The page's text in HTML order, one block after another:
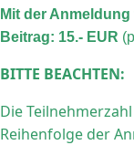
Mit der
Beitrag: 15.- EUR
BITTE BEACHTEN:
Die
Reihenfolge der